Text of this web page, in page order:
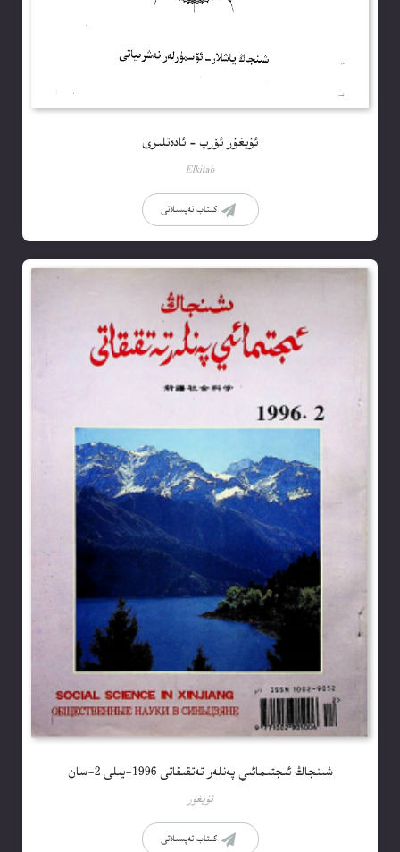
ئۇيغۇر ئۆرپ – ئادەتلىرى
Elkitab
كىتاب تەپسىلاتى
شىنجاڭ ئىجتىمائىي پەنلەر تەتقىقاتى 1996-يىلى 2-سان
ئۇيغۇر
كىتاب تەپسىلاتى